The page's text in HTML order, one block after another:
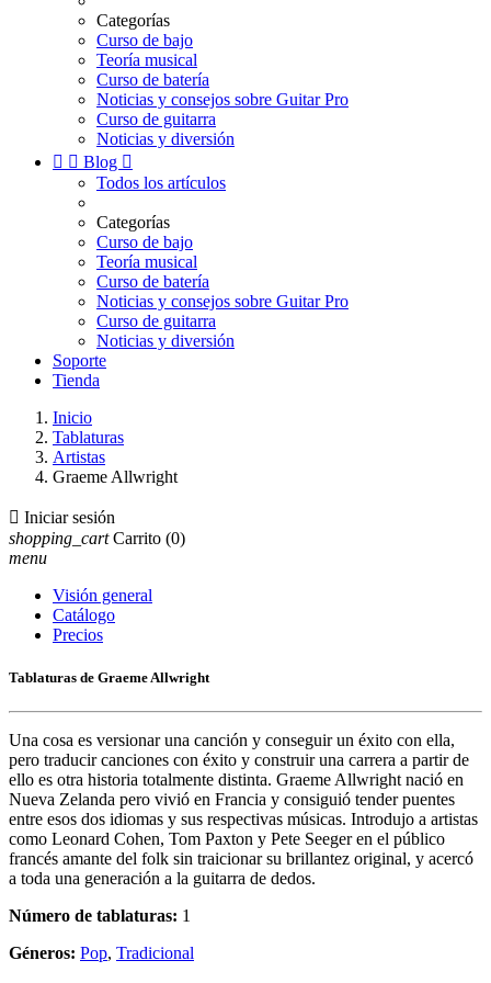
Categorías
Curso de bajo
Teoría musical
Curso de batería
Noticias y consejos sobre Guitar Pro
Curso de guitarra
Noticias y diversión
  Blog 
Todos los artículos
Categorías
Curso de bajo
Teoría musical
Curso de batería
Noticias y consejos sobre Guitar Pro
Curso de guitarra
Noticias y diversión
Soporte
Tienda
Inicio
Tablaturas
Artistas
Graeme Allwright
 Iniciar sesión
shopping_cart Carrito (0)
menu
Visión general
Catálogo
Precios
Tablaturas de Graeme Allwright
Una cosa es versionar una canción y conseguir un éxito con ella,
pero traducir canciones con éxito y construir una carrera a partir de
ello es otra historia totalmente distinta. Graeme Allwright nació en
Nueva Zelanda pero vivió en Francia y consiguió tender puentes
entre esos dos idiomas y sus respectivas músicas. Introdujo a artistas
como Leonard Cohen, Tom Paxton y Pete Seeger en el público
francés amante del folk sin traicionar su brillantez original, y acercó
a toda una generación a la guitarra de dedos.
Número de tablaturas: 1
Géneros: Pop, Tradicional